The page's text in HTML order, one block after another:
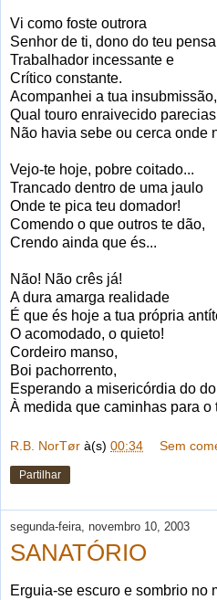
Vi como foste outrora
Senhor de ti, dono do teu
Trabalhador incessante e
Crítico constante.
Acompanhei a tua insubmissão,
Qual touro enraivecido
Não havia sebe ou cerca onde
Vejo-te hoje, pobre coitado...
Trancado dentro de uma jaulo
Onde te pica teu domador!
Comendo o que outros te dão,
Crendo ainda que és...
Não! Não crês já!
A dura amarga realidade
É que és hoje a tua própria
O acomodado, o quieto!
Cordeiro manso,
Boi pachorrento,
Esperando a misericórdia do
À medida que caminhas para o
R.B. NorTør à(s) 00:34 Sem
Partilhar
segunda-feira, novembro 10, 2003
SANATÓRIO
Erguia-se escuro e sombrio no